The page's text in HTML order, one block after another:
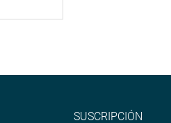
SUSCRIPCIÓN